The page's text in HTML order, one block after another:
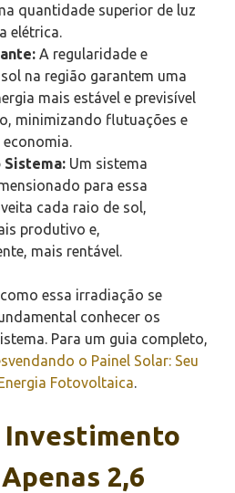
quantidade superior de luz
elétrica.
A regularidade e
na região garantem uma
mais estável e previsível
minimizando flutuações e
Sistema: Um sistema
para essa
cada raio de sol,
produtivo e,
mais rentável.
essa irradiação se
conhecer os
Para um guia completo,
o Painel Solar: Seu
Fotovoltaica
Investimento
2,6